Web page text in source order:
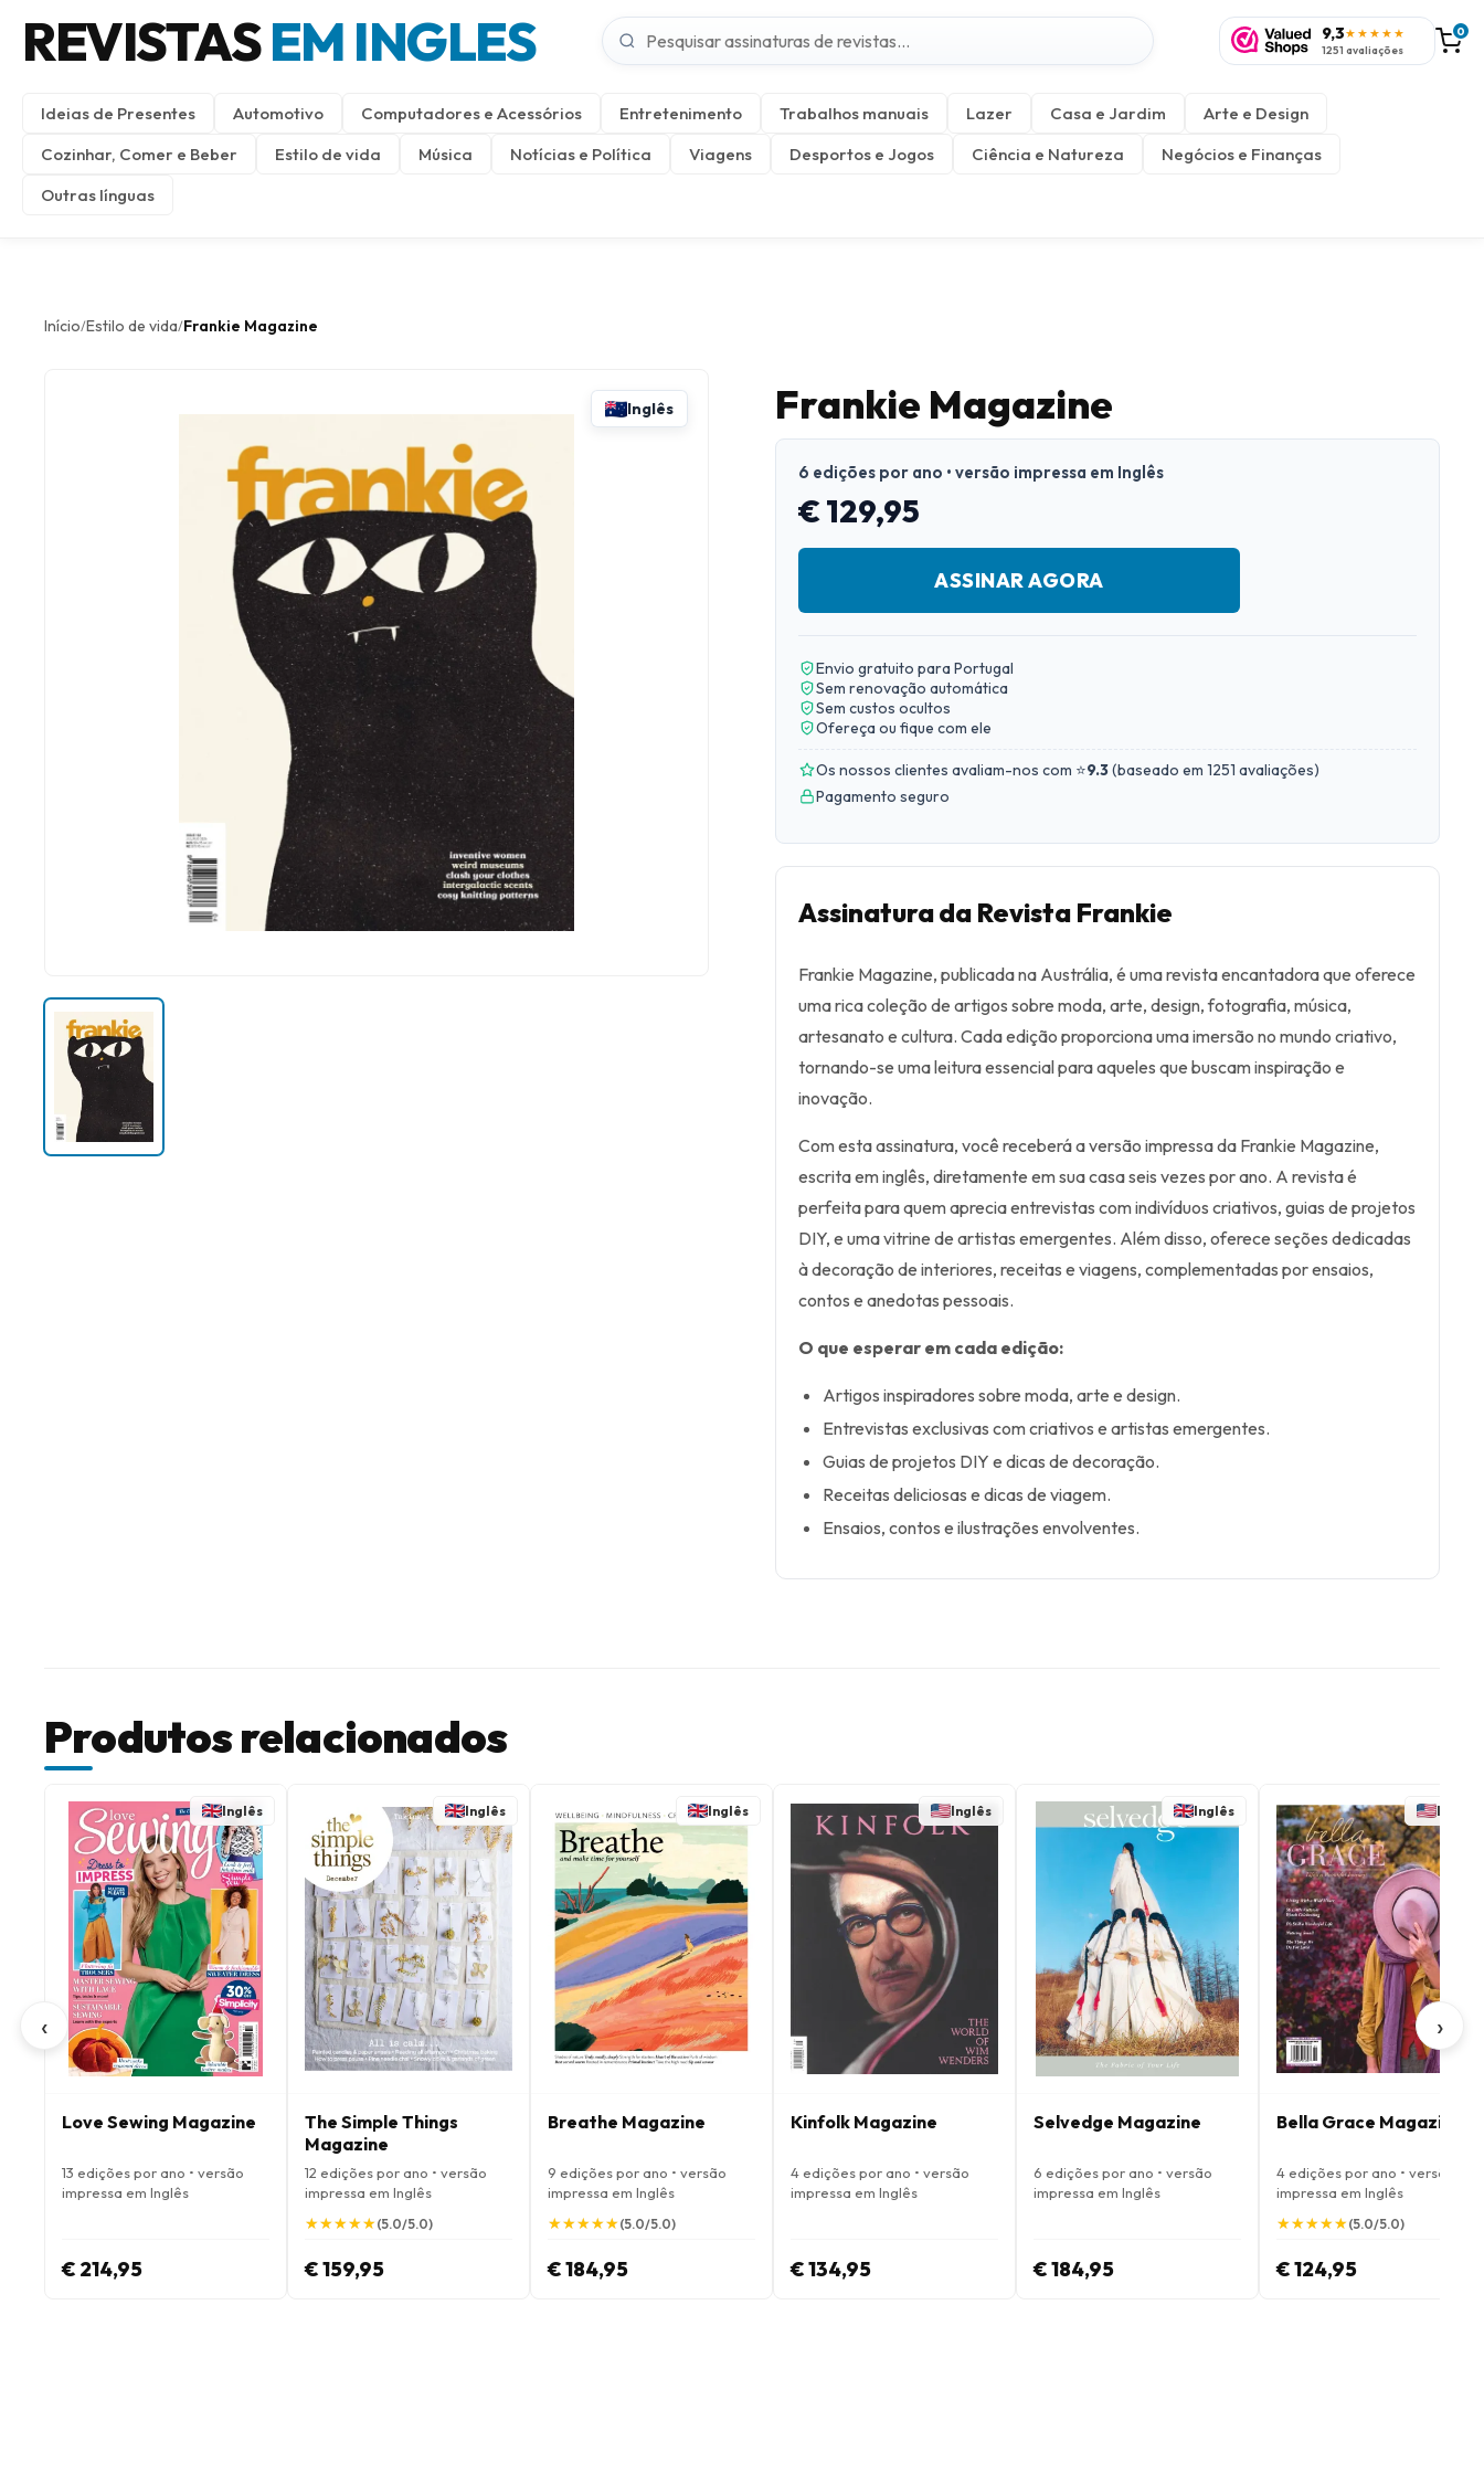
REVISTASEM INGLES 9,3★★★★★
1251 avaliações
0
Ideias de Presentes Automotivo Computadores e Acessórios Entretenimento Trabalhos manuais Lazer Casa e Jardim
Arte e Design
Cozinhar, Comer e Beber
Estilo de vida Música Notícias e Política Viagens Desportos e Jogos Ciência e Natureza
Negócios e Finanças
Outras línguas
Início/Estilo de vida/Frankie Magazine
Inglês Frankie Magazine
6 edições por ano • versão impressa em Inglês
€ 129,95
ASSINAR AGORA
Envio gratuito para Portugal
Sem renovação automática
Sem custos ocultos
Ofereça ou fique com ele
Os nossos clientes avaliam-nos com ⭐9.3(baseado em 1251 avaliações)
Pagamento seguro
Assinatura da Revista Frankie
Frankie Magazine, publicada na Austrália, é uma revista encantadora que oferece
uma rica coleção de artigos sobre moda, arte, design, fotografia, música,
artesanato e cultura. Cada edição proporciona uma imersão no mundo criativo,
tornando-se uma leitura essencial para aqueles que buscam inspiração e
inovação.
Com esta assinatura, você receberá a versão impressa da Frankie Magazine,
escrita em inglês, diretamente em sua casa seis vezes por ano. A revista é
perfeita para quem aprecia entrevistas com indivíduos criativos, guias de projetos
DIY, e uma vitrine de artistas emergentes. Além disso, oferece seções dedicadas
à decoração de interiores, receitas e viagens, complementadas por ensaios,
contos e anedotas pessoais.
O que esperar em cada edição:
Artigos inspiradores sobre moda, arte e design.
Entrevistas exclusivas com criativos e artistas emergentes.
Guias de projetos DIY e dicas de decoração.
Receitas deliciosas e dicas de viagem.
Ensaios, contos e ilustrações envolventes.
Produtos relacionados
‹
Inglês
Love Sewing Magazine
13 edições por ano • versão
impressa em Inglês
€ 214,95
Inglês
The Simple Things
Magazine
12 edições por ano • versão
impressa em Inglês
★
★★
★★
★★
★★
★(5.0/5.0)
€ 159,95
Inglês
Breathe Magazine
9 edições por ano • versão
impressa em Inglês
★
★★
★★
★★
★★
★(5.0/5.0)
€ 184,95
Inglês
Kinfolk Magazine
4 edições por ano • versão
impressa em Inglês
€ 134,95
Inglês
Selvedge Magazine
6 edições por ano • versão
impressa em Inglês
€ 184,95
Inglês
Bella Grace Magazine
4 edições por ano • versão
impressa em Inglês
★
★★
★★
★★
★★
★(5.0/5.0)
€ 124,95
›